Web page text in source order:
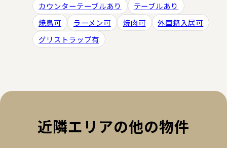
カウンターテーブルあり
テーブルあり
焼鳥可
ラーメン可 焼肉可
外国籍入居可
グリストラップ有
近隣エリアの他の物件